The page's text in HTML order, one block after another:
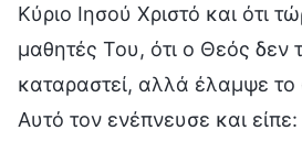
Κύριο Ιησού Χριστό και ότι
μαθητές Του, ότι ο Θεός δεν
καταραστεί, αλλά έλαμψε
Αυτό τον ενέπνευσε και